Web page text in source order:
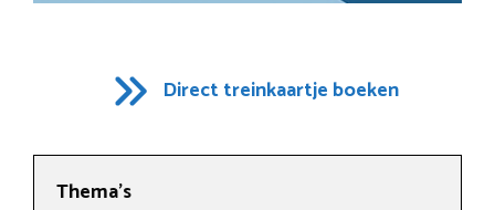
Direct treinkaartje boeken
Thema’s